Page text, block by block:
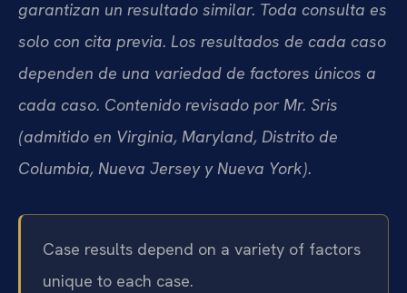
garantizan un resultado similar. Toda consulta es
solo con cita previa. Los resultados de cada caso
dependen de una variedad de factores únicos a
cada caso. Contenido revisado por Mr. Sris
(admitido en Virginia, Maryland, Distrito de
Columbia, Nueva Jersey y Nueva York).
Case results depend on a variety of factors
unique to each case.